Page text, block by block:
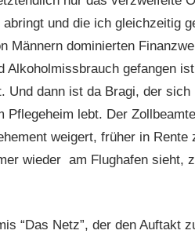
und die ich gleichzeitig
Männern dominierten
Alkoholmissbrauch gefangen
dann ist da Bragi, der sich
Pflegeheim lebt. Der
weigert, früher in Rente
wieder am Flughafen sieht,
“Das Netz”, der den Auftakt